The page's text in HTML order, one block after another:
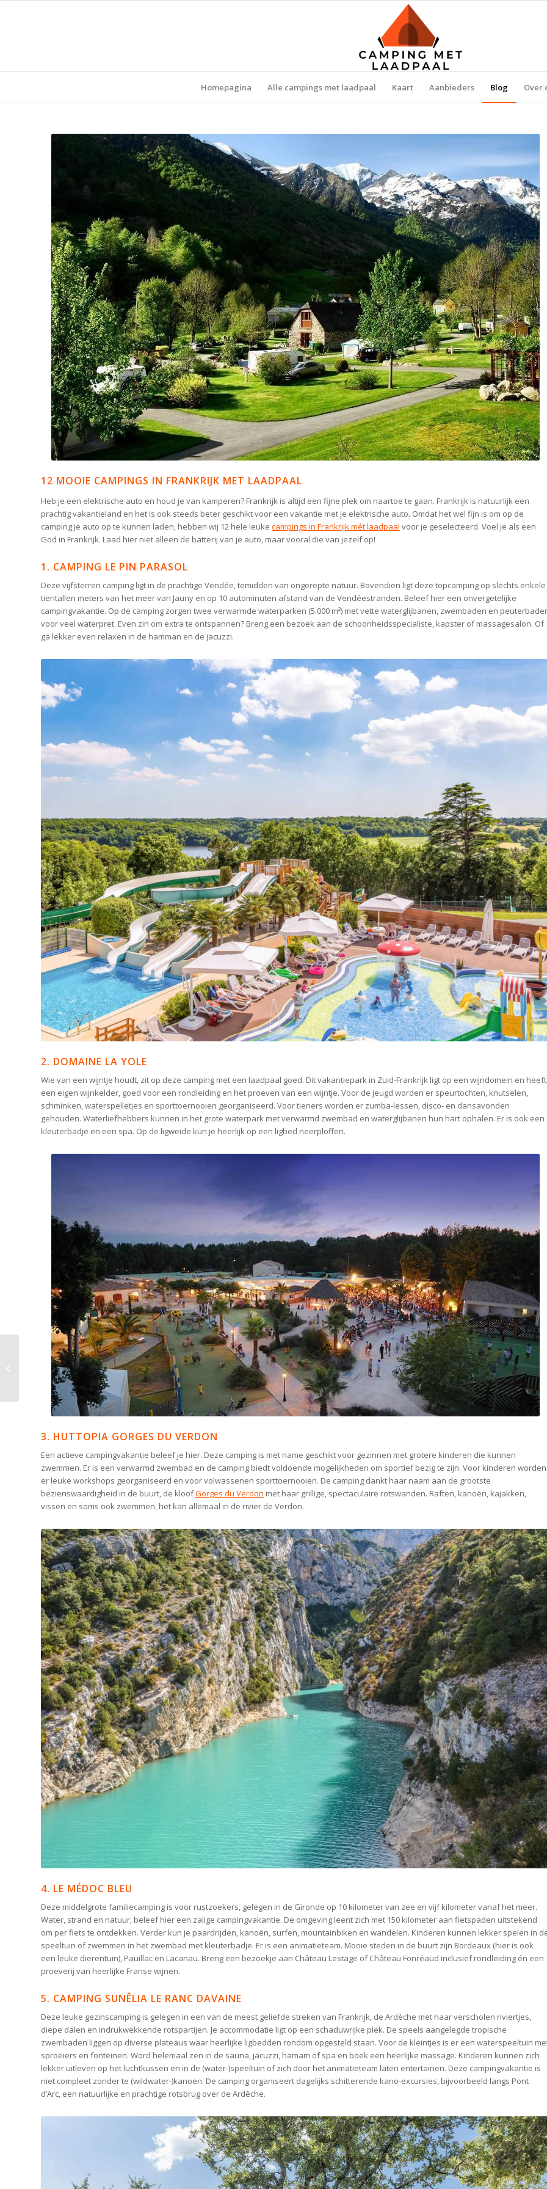
Homepagina Alle campings met laadpaal Kaart Aanbieders Blog Over
12 MOOIE CAMPINGS IN FRANKRIJK MET LAADPAAL
Heb je een elektrische auto en houd je van kamperen? Frankrijk is altijd een fijne plek om naartoe te gaan. Frankrijk is natuurlijk een
prachtig vakantieland en het is ook steeds beter geschikt voor een vakantie met je elektrische auto. Omdat het wel fijn is om op de
camping je auto op te kunnen laden, hebben wij 12 hele leuke campings in Frankrijk mét laadpaal voor je geselecteerd. Voel je als een
God in Frankrijk. Laad hier niet alleen de batterij van je auto, maar vooral die van jezelf op!
1. CAMPING LE PIN PARASOL
Deze vijfsterren camping ligt in de prachtige Vendée, temidden van ongerepte natuur. Bovendien ligt deze topcamping op slechts enkele
tientallen meters van het meer van Jauny en op 10 autominuten afstand van de Vendéestranden. Beleef hier een onvergetelijke
campingvakantie. Op de camping zorgen twee verwarmde waterparken (5.000 m²) met vette waterglijbanen, zwembaden en
voor veel waterpret. Even zin om extra te ontspannen? Breng een bezoek aan de schoonheidsspecialiste, kapster of massagesalon. Of
ga lekker even relaxen in de hamman en de jacuzzi.
2. DOMAINE LA YOLE
Wie van een wijntje houdt, zit op deze camping met een laadpaal goed. Dit vakantiepark in Zuid-Frankrijk ligt op een wijndomein en heeft
een eigen wijnkelder, goed voor een rondleiding en het proeven van een wijntje. Voor de jeugd worden er speurtochten, knutselen,
schminken, waterspelletjes en sporttoernooien georganiseerd. Voor tieners worden er zumba-lessen, disco- en dansavonden
gehouden. Waterliefhebbers kunnen in het grote waterpark met verwarmd zwembad en waterglijbanen hun hart ophalen. Er is ook een
kleuterbadje en een spa. Op de ligweide kun je heerlijk op een ligbed neerploffen.
3. HUTTOPIA GORGES DU VERDON
Een actieve campingvakantie beleef je hier. Deze camping is met name geschikt voor gezinnen met grotere kinderen die kunnen
zwemmen. Er is een verwarmd zwembad en de camping biedt voldoende mogelijkheden om sportief bezig te zijn. Voor kinderen worden
er leuke workshops georganiseerd en voor volwassenen sporttoernooien. De camping dankt haar naam aan de grootste
bezienswaardigheid in de buurt, de kloofGorges du Verdon met haar grillige, spectaculaire rotswanden. Raften, kanoën, kajakken,
vissen en soms ook zwemmen, het kan allemaal in de rivier de Verdon.
4. LE MÉDOC BLEU
Deze middelgrote familiecamping is voor rustzoekers, gelegen in de Gironde op 10 kilometer van zee en vijf kilometer vanaf het meer.
Water, strand en natuur, beleef hier een zalige campingvakantie. De omgeving leent zich met 150 kilometer aan fietspaden uitstekend
om per fiets te ontdekken. Verder kun je paardrijden, kanoën, surfen, mountainbiken en wandelen. Kinderen kunnen lekker spelen in
speeltuin of zwemmen in het zwembad met kleuterbadje. Er is een animatieteam. Mooie steden in de buurt zijn Bordeaux (hier is ook
een leuke dierentuin), Pauillac en Lacanau. Breng een bezoekje aan Château Lestage of Château Fonréaud inclusief rondleiding én een
proeverij van heerlijke Franse wijnen.
5. CAMPING SUNÊLIA LE RANC DAVAINE
Deze leuke gezinscamping is gelegen in een van de meest geliefde streken van Frankrijk, de Ardèche met haar verscholen riviertjes,
diepe dalen en indrukwekkende rotspartijen. Je accommodatie ligt op een schaduwrijke plek. De speels aangelegde tropische
zwembaden liggen op diverse plateaus waar heerlijke ligbedden rondom opgesteld staan. Voor de kleintjes is er een waterspeeltuin
sproeiers en fonteinen. Word helemaal zen in de sauna, jacuzzi, hamam of spa en boek een heerlijke massage. Kinderen kunnen zich
lekker uitleven op het luchtkussen en in de (water-)speeltuin of zich door het animatieteam laten entertainen. Deze campingvakantie is
niet compleet zonder te (wildwater-)kanoën. De camping organiseert dagelijks schitterende kano-excursies, bijvoorbeeld langs Pont
d’Arc, een natuurlijke en prachtige rotsbrug over de Ardèche.
Campings met een
laadpaal in Nederland